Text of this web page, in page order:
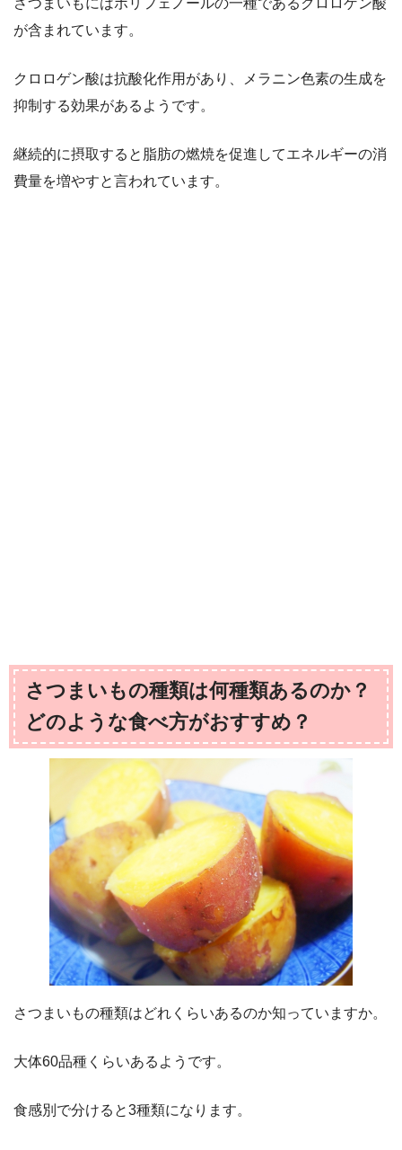
が含まれています。
クロロゲン酸は抗酸化作用があり、メラニン色素の生成を
抑制する効果があるようです。
継続的に摂取すると脂肪の燃焼を促進してエネルギーの消
費量を増やすと言われています。
さつまいもの種類は何種類あるのか？
どのような食べ方がおすすめ？
さつまいもの種類はどれくらいあるのか知っていますか。
大体60品種くらいあるようです。
食感別で分けると3種類になります。